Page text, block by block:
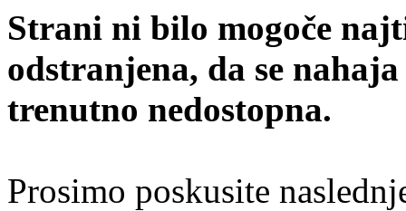
Strani ni bilo mogoče
odstranjena, da se
trenutno nedostopna.
Prosimo poskusite